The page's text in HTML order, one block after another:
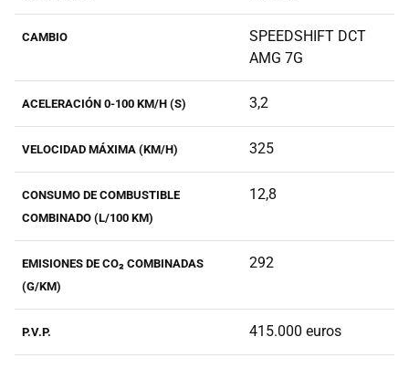
CAMBIO
SPEEDSHIFT DCT
AMG 7G
ACELERACIÓN 0-100 KM/H (S) 3,2
VELOCIDAD MÁXIMA (KM/H) 325
CONSUMO DE COMBUSTIBLE
COMBINADO (L/100 KM)
12,8
EMISIONES DE CO₂ COMBINADAS
(G/KM)
292
P.V.P. 415.000 euros